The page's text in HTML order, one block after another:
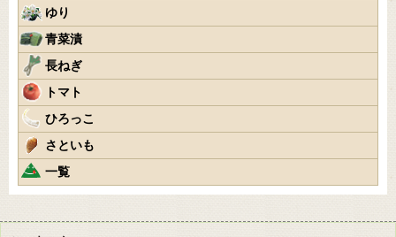
ゆり
青菜漬
長ねぎ
トマト
ひろっこ
さといも
一覧